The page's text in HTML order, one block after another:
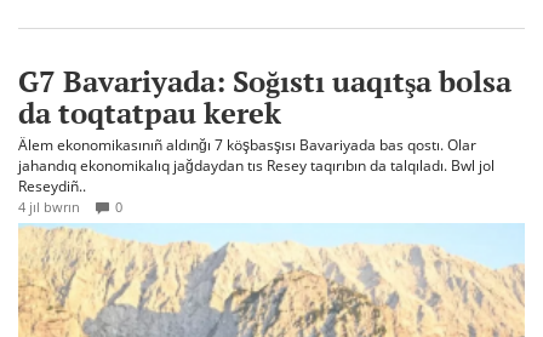
G7 Bavariyada: Soğıstı uaqıtşa bolsa
da toqtatpau kerek
Älem ekonomikasınıñ aldınğı 7 köşbasşısı Bavariyada bas qostı. Olar
jahandıq ekonomikalıq jağdaydan tıs Resey taqırıbın da talqıladı. Bwl jol
Reseydiñ..
4 jıl bwrın 0